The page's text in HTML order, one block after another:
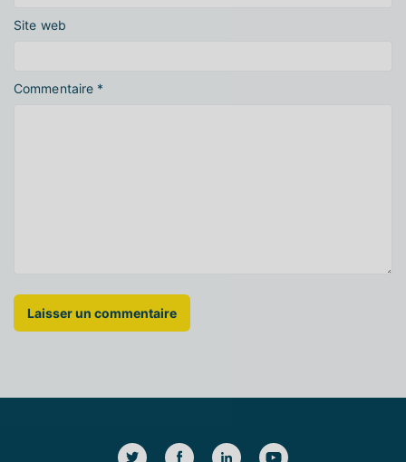
Commentaire *
Site web